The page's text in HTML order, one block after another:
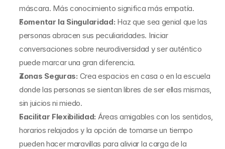
máscara. Más conocimiento significa más empatía.
Fomentar la Singularidad: Haz que sea genial que las
personas abracen sus peculiaridades. Iniciar
conversaciones sobre neurodiversidad y ser auténtico
puede marcar una gran diferencia.
Zonas Seguras: Crea espacios en casa o en la escuela
donde las personas se sientan libres de ser ellas mismas,
sin juicios ni miedo.
Facilitar Flexibilidad: Áreas amigables con los sentidos,
horarios relajados y la opción de tomarse un tiempo
pueden hacer maravillas para aliviar la carga de la